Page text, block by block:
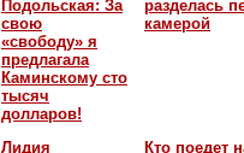
Подольская: За
свою
«свободу» я
предлагала
Каминскому сто
тысяч
долларов!
разделась
камерой
Лидия
Кто поедет